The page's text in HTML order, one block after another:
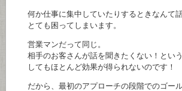
何か仕事に集中していたりするときなんて話
とても困ってしまいます。
営業マンだって同じ。
相手のお客さんが話を聞きたくない！とい
してもほとんど効果が得られないのです！
だから、最初のアプローチの段階でのゴー